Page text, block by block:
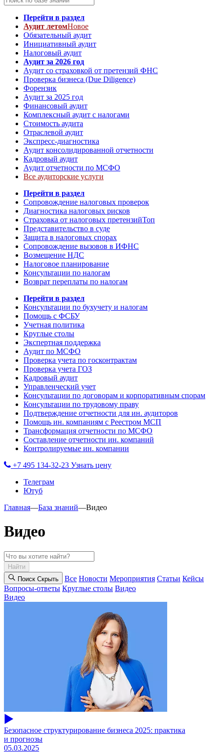
Перейти в раздел
Аудит летомНовое
Обязательный аудит
Инициативный аудит
Налоговый аудит
Аудит за 2026 год
Аудит со страховкой от претензий ФНС
Проверка бизнеса (Due Diligence)
Форензик
Аудит за 2025 год
Финансовый аудит
Комплексный аудит с налогами
Стоимость аудита
Отраслевой аудит
Экспресс-диагностика
Аудит консолидированной отчетности
Кадровый аудит
Аудит отчетности по МСФО
Все аудиторские услуги
Перейти в раздел
Сопровождение налоговых проверок
Диагностика налоговых рисков
Страховка от налоговых претензийТоп
Представительство в суде
Защита в налоговых спорах
Сопровождение вызовов в ИФНС
Возмещение НДС
Налоговое планирование
Консультации по налогам
Возврат переплаты по налогам
Перейти в раздел
Консультации по бухучету и налогам
Помощь с ФСБУ
Учетная политика
Круглые столы
Экспертная поддержка
Аудит по МСФО
Проверка учета по госконтрактам
Проверка учета ГОЗ
Кадровый аудит
Управленческий учет
Консультации по договорам и корпоративным спорам
Консультации по трудовому праву
Подтверждение отчетности для ин. аудиторов
Помощь ин. компаниям с Реестром МСП
Трансформация отчетности по МСФО
Составление отчетности ин. компаний
Контролируемые ин. компании
+7 495 134-32-23 Узнать цену
Телеграм
Ютуб
Главная—База знаний—Видео
Видео
Найти
Поиск Cкрыть Все Новости Мероприятия Статьи Кейсы
Вопросы-ответы Круглые столы Видео
Видео
Безопасное структурирование бизнеса 2025: практика
и прогнозы
05.03.2025